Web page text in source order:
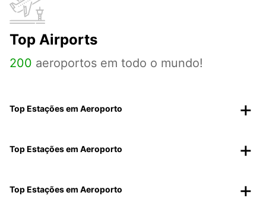
Top Airports
200 aeroportos em todo o mundo!
Top Estações em Aeroporto
Top Estações em Aeroporto
Top Estações em Aeroporto